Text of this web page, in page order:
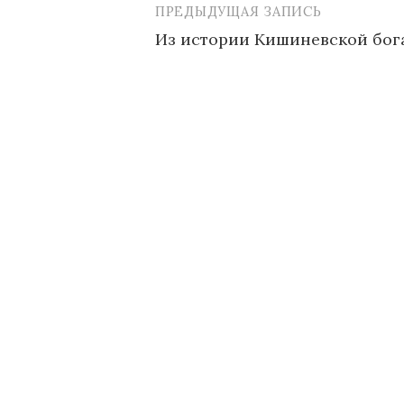
Навигация
по
ПРЕДЫДУЩАЯ ЗАПИСЬ
Из истории Кишиневской